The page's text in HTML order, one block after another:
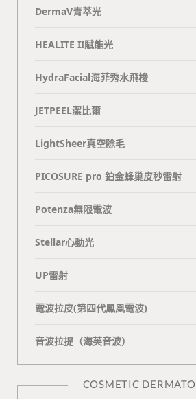
DermaV青萃光
HEALITE II賦能光
HydraFacial海菲秀水飛梭
JETPEEL潔比爾
LightSheer真空除毛
PICOSURE pro 鉑金蜂巢皮秒雷射
Potenza無限電波
Stellar心動光
UP雷射
電波拉皮(第四代鳳凰電波)
⾳波拉提（海芙⾳波）
COSMETIC